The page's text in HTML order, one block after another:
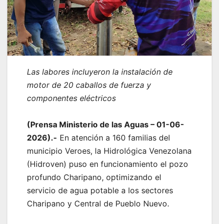
Las labores incluyeron la instalación de
motor de 20 caballos de fuerza y
componentes eléctricos
‎(Prensa Ministerio de las Aguas – 01-06-
2026).- En atención a 160 familias del
municipio Veroes, la Hidrológica Venezolana
(Hidroven) puso en funcionamiento el pozo
profundo Charipano, optimizando el
servicio de agua potable a los sectores
Charipano y Central de Pueblo Nuevo.